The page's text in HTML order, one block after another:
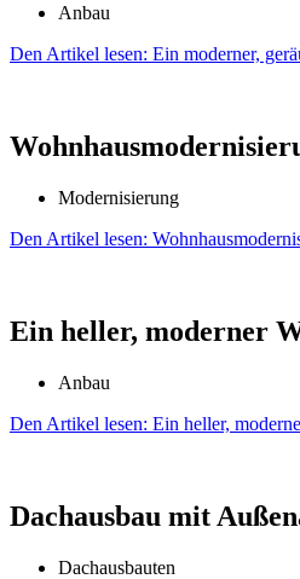
Anbau
Den Artikel lesen: Ein moderner,
Modernisierung
Den Artikel lesen:
Ein heller, moderner
Anbau
Den Artikel lesen: Ein heller,
Dachausbau mit
Dachausbauten